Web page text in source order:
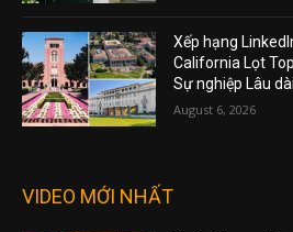
Xếp hạng
California Lọt
Sự nghiệp Lâu dài
August 6, 2026
VIDEO MỚI NHẤT